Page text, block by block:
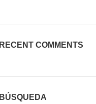
RECENT COMMENTS
BÚSQUEDA